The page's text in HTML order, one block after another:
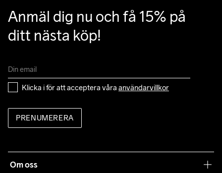
Anmäl dig nu och få 15% på
ditt nästa köp!
Klicka i för att acceptera våra användarvillkor
PRENUMERERA
Om oss